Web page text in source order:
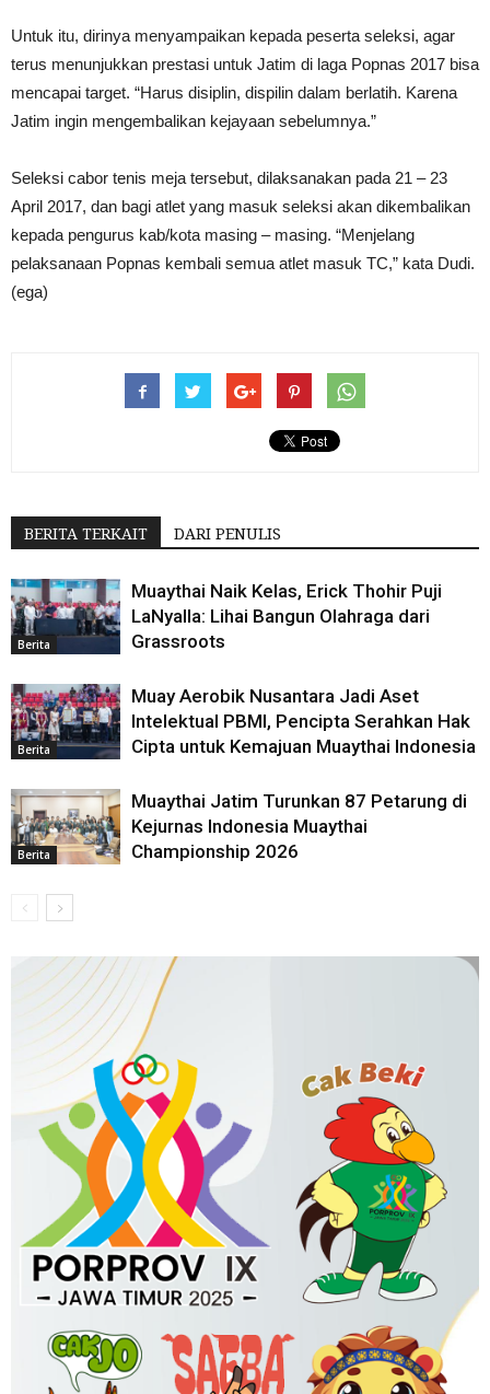
Untuk itu, dirinya menyampaikan kepada peserta seleksi, agar
terus menunjukkan prestasi untuk Jatim di laga Popnas 2017 bisa
mencapai target. “Harus disiplin, dispilin dalam berlatih. Karena
Jatim ingin mengembalikan kejayaan sebelumnya.”
Seleksi cabor tenis meja tersebut, dilaksanakan pada 21 – 23
April 2017, dan bagi atlet yang masuk seleksi akan dikembalikan
kepada pengurus kab/kota masing – masing. “Menjelang
pelaksanaan Popnas kembali semua atlet masuk TC,” kata Dudi.
(ega)
BERITA TERKAIT DARI PENULIS
Berita
Muaythai Naik Kelas, Erick Thohir Puji
LaNyalla: Lihai Bangun Olahraga dari
Grassroots
Berita
Muay Aerobik Nusantara Jadi Aset
Intelektual PBMI, Pencipta Serahkan Hak
Cipta untuk Kemajuan Muaythai Indonesia
Berita
Muaythai Jatim Turunkan 87 Petarung di
Kejurnas Indonesia Muaythai
Championship 2026